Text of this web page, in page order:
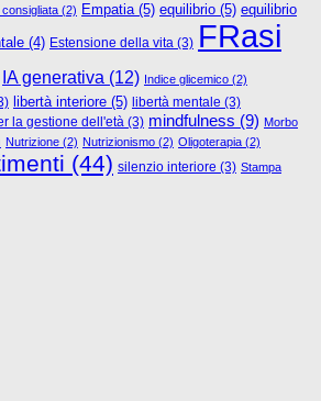
(2) Empatia(5) equilibrio (5) equilibrio
(4) Estensione della vita (3) FRasi
IA generativa (12) Indice glicemico (2)
libertà interiore (5) libertà mentale (3)
la gestione dell'età (3) mindfulness (9) Morbo
Nutrizione (2) Nutrizionismo (2) Oligoterapia (2)
(44) silenzio interiore (3) Stampa